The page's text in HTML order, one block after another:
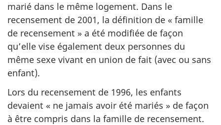
marié dans le même logement. Dans le
recensement de 2001, la définition de « famille
de recensement » a été modifiée de façon
qu’elle vise également deux personnes du
même sexe vivant en union de fait (avec ou sans
enfant).
Lors du recensement de 1996, les enfants
devaient « ne jamais avoir été mariés » de façon
à être compris dans la famille de recensement.